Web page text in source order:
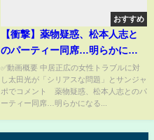
おすすめ
【衝撃】薬物疑惑、松本人志と
のパーティー同席…明らかにな
る中居正広の裏の顔 太田光「シ
リアスな問題」とサンジャポで
発言【中居正広 松本人志 堀
ンデージャポン 文春砲
✅動画概要 中居正広の女性トラブルに対
し太田光が「シリアスな問題」とサンジャ
ポでコメント 薬物疑惑、松本人志とのパ
ーティー同席…明らかになる...